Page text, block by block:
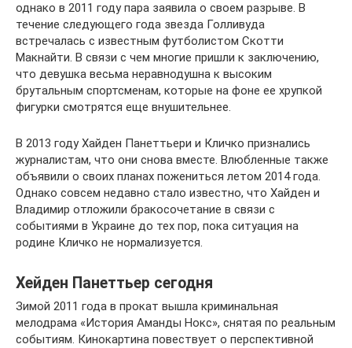
однако в 2011 году пара заявила о своем разрыве. В
течение следующего года звезда Голливуда
встречалась с известным футболистом Скотти
Макнайти. В связи с чем многие пришли к заключению,
что девушка весьма неравнодушна к высоким
брутальным спортсменам, которые на фоне ее хрупкой
фигурки смотрятся еще внушительнее.
В 2013 году Хайден Панеттьери и Кличко признались
журналистам, что они снова вместе. Влюбленные также
объявили о своих планах пожениться летом 2014 года.
Однако совсем недавно стало известно, что Хайден и
Владимир отложили бракосочетание в связи с
событиями в Украине до тех пор, пока ситуация на
родине Кличко не нормализуется.
Хейден Панеттьер сегодня
Зимой 2011 года в прокат вышла криминальная
мелодрама «История Аманды Нокс», снятая по реальным
событиям. Кинокартина повествует о перспективной